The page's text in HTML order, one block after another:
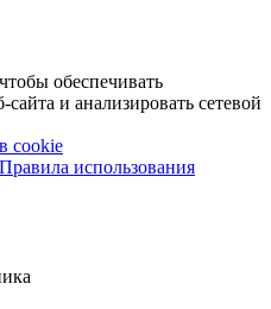
обеспечивать
и анализировать сетевой
cookie
Правила использования